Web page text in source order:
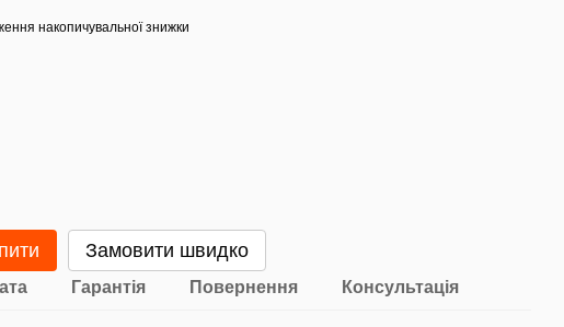
накопичувальної знижки
Замовити швидко
Гарантія Повернення Консультація